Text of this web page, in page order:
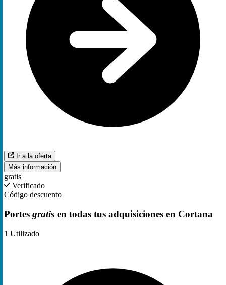
Ir a la oferta
Más información
gratis
Verificado
Código descuento
Portes gratis en todas tus adquisiciones en Cortana
1 Utilizado